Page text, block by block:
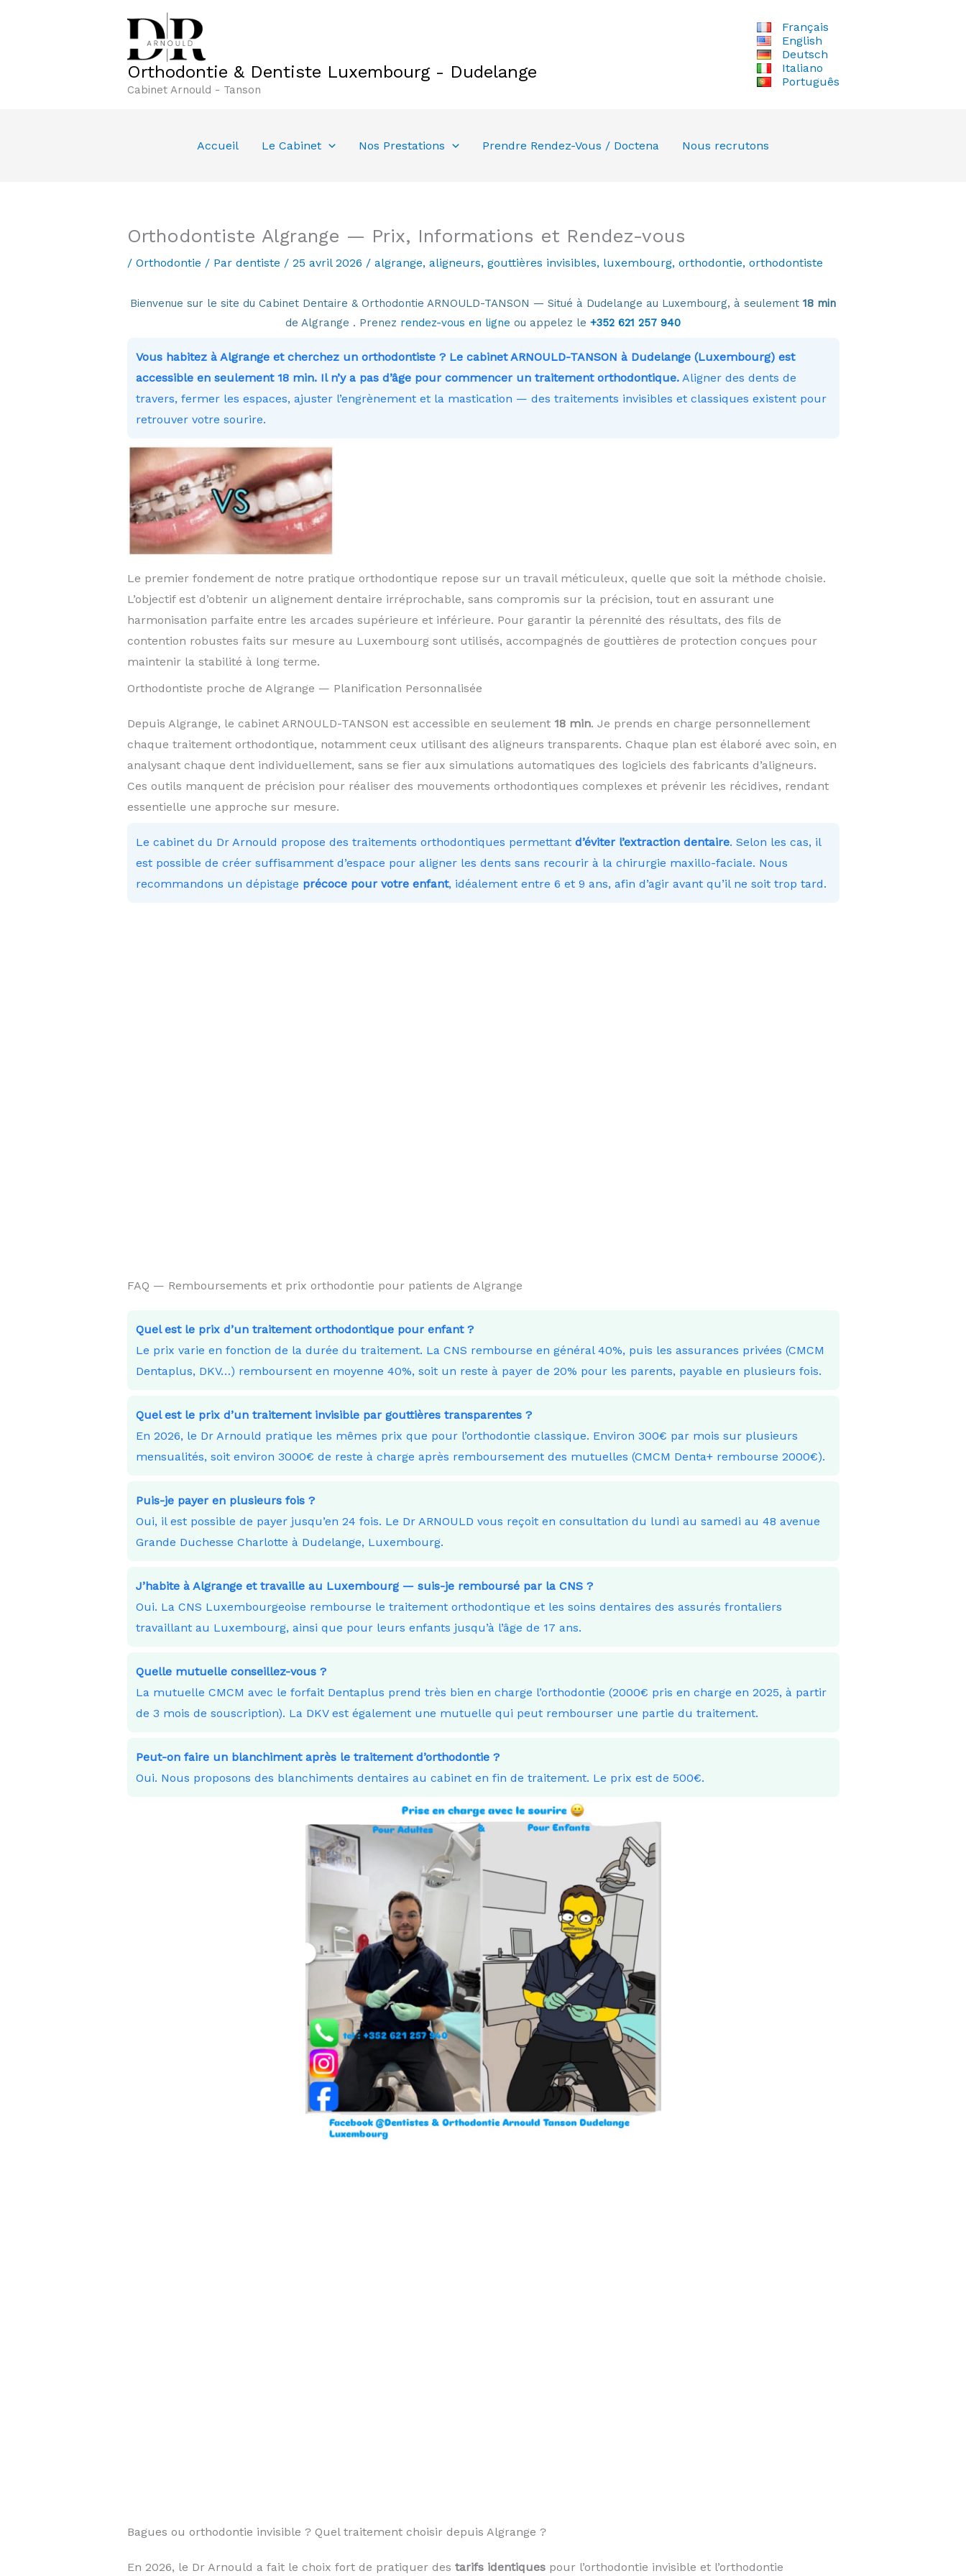
Orthodontie & Dentiste Luxembourg - Dudelange
Cabinet Arnould - Tanson
Français
English
Deutsch
Italiano
Português
Accueil Le Cabinet Nos Prestations Prendre Rendez-Vous / Doctena Nous recrutons
Orthodontiste Algrange — Prix, Informations et Rendez-vous
/ Orthodontie / Par dentiste / 25 avril 2026 / algrange, aligneurs, gouttières invisibles, luxembourg, orthodontie, orthodontiste
Bienvenue sur le site du Cabinet Dentaire & Orthodontie ARNOULD-TANSON — Situé à Dudelange au Luxembourg, à seulement 18 min
de Algrange . Prenez rendez-vous en ligne ou appelez le +352 621 257 940
Vous habitez à Algrange et cherchez un orthodontiste ? Le cabinet ARNOULD-TANSON à Dudelange (Luxembourg) est
accessible en seulement 18 min. Il n’y a pas d’âge pour commencer un traitement orthodontique.Aligner des dents de
travers, fermer les espaces, ajuster l’engrènement et la mastication — des traitements invisibles et classiques existent pour
retrouver votre sourire.
Le premier fondement de notre pratique orthodontique repose sur un travail méticuleux, quelle que soit la méthode choisie.
L’objectif est d’obtenir un alignement dentaire irréprochable, sans compromis sur la précision, tout en assurant une
harmonisation parfaite entre les arcades supérieure et inférieure. Pour garantir la pérennité des résultats, des fils de
contention robustes faits sur mesure au Luxembourg sont utilisés, accompagnés de gouttières de protection conçues pour
maintenir la stabilité à long terme.
Orthodontiste proche de Algrange — Planification Personnalisée
Depuis Algrange, le cabinet ARNOULD-TANSON est accessible en seulement 18 min. Je prends en charge personnellement
chaque traitement orthodontique, notamment ceux utilisant des aligneurs transparents. Chaque plan est élaboré avec soin, en
analysant chaque dent individuellement, sans se fier aux simulations automatiques des logiciels des fabricants d’aligneurs.
Ces outils manquent de précision pour réaliser des mouvements orthodontiques complexes et prévenir les récidives, rendant
essentielle une approche sur mesure.
Le cabinet du Dr Arnould propose des traitements orthodontiques permettant d’éviter l’extraction dentaire. Selon les cas, il
est possible de créer suffisamment d’espace pour aligner les dents sans recourir à la chirurgie maxillo-faciale. Nous
recommandons un dépistage précoce pour votre enfant, idéalement entre 6 et 9 ans, afin d’agir avant qu’il ne soit trop tard.
FAQ — Remboursements et prix orthodontie pour patients de Algrange
Quel est le prix d’un traitement orthodontique pour enfant ?
Le prix varie en fonction de la durée du traitement. La CNS rembourse en général 40%, puis les assurances privées (CMCM
Dentaplus, DKV…) remboursent en moyenne 40%, soit un reste à payer de 20% pour les parents, payable en plusieurs fois.
Quel est le prix d’un traitement invisible par gouttières transparentes ?
En 2026, le Dr Arnould pratique les mêmes prix que pour l’orthodontie classique. Environ 300€ par mois sur plusieurs
mensualités, soit environ 3000€ de reste à charge après remboursement des mutuelles (CMCM Denta+ rembourse 2000€).
Puis-je payer en plusieurs fois ?
Oui, il est possible de payer jusqu’en 24 fois. Le Dr ARNOULD vous reçoit en consultation du lundi au samedi au 48 avenue
Grande Duchesse Charlotte à Dudelange, Luxembourg.
J’habite à Algrange et travaille au Luxembourg — suis-je remboursé par la CNS ?
Oui. La CNS Luxembourgeoise rembourse le traitement orthodontique et les soins dentaires des assurés frontaliers
travaillant au Luxembourg, ainsi que pour leurs enfants jusqu’à l’âge de 17 ans.
Quelle mutuelle conseillez-vous ?
La mutuelle CMCM avec le forfait Dentaplus prend très bien en charge l’orthodontie (2000€ pris en charge en 2025, à partir
de 3 mois de souscription). La DKV est également une mutuelle qui peut rembourser une partie du traitement.
Peut-on faire un blanchiment après le traitement d’orthodontie ?
Oui. Nous proposons des blanchiments dentaires au cabinet en fin de traitement. Le prix est de 500€.
Bagues ou orthodontie invisible ? Quel traitement choisir depuis Algrange ?
En 2026, le Dr Arnould a fait le choix fort de pratiquer des tarifs identiquespour l’orthodontie invisible et l’orthodontie